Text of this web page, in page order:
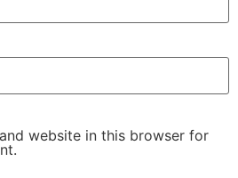
website in this browser for